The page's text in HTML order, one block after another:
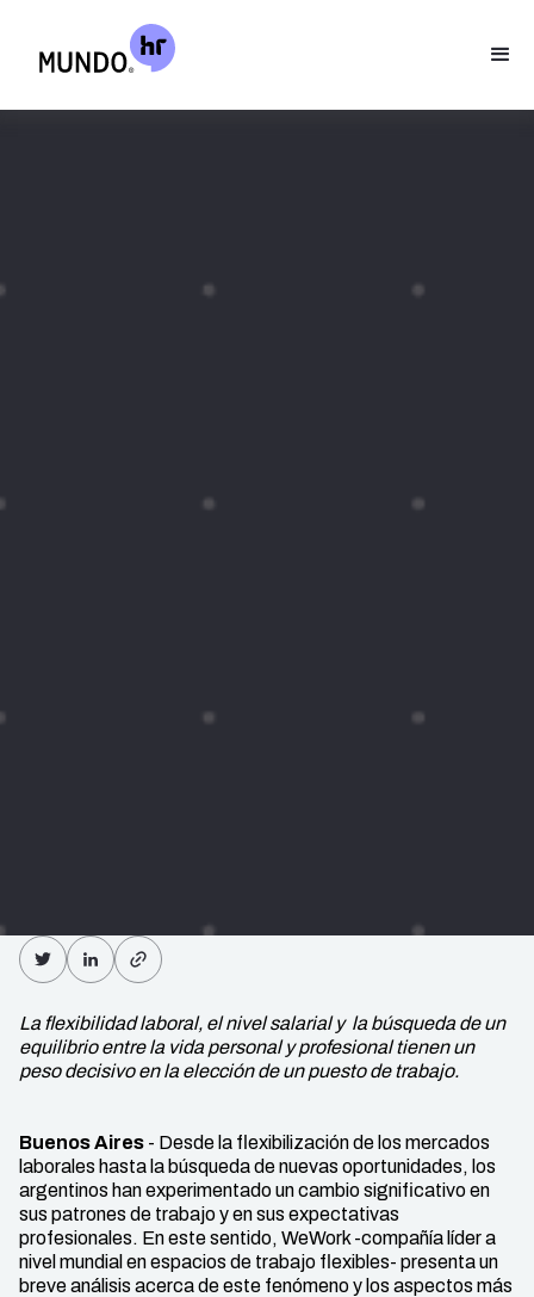
La flexibilidad laboral, el nivel salarial y la búsqueda de un
equilibrio entre la vida personal y profesional tienen un
peso decisivo en la elección de un puesto de trabajo.
Buenos Aires - Desde la flexibilización de los mercados
laborales hasta la búsqueda de nuevas oportunidades, los
argentinos han experimentado un cambio significativo en
sus patrones de trabajo y en sus expectativas
profesionales. En este sentido, WeWork -compañía líder a
nivel mundial en espacios de trabajo flexibles- presenta un
breve análisis acerca de este fenómeno y los aspectos más